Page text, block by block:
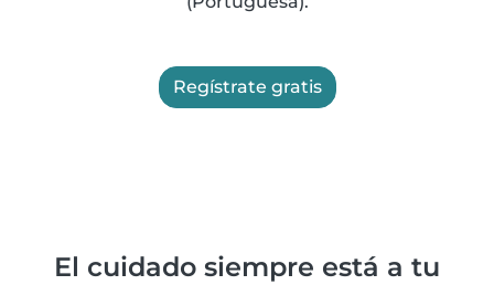
Regístrate gratis
El cuidado siempre está a tu